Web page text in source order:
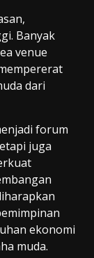
Banyak
venue
dari
forum
juga
ekonomi
muda.